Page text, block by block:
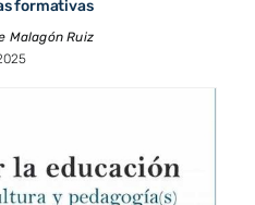
formativas
Malagón Ruiz